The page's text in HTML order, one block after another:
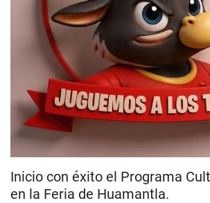
Inicio con éxito el Programa
en la Feria de Huamantla.